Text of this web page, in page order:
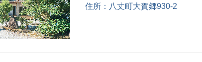
住所： 八丈町大賀郷930-2